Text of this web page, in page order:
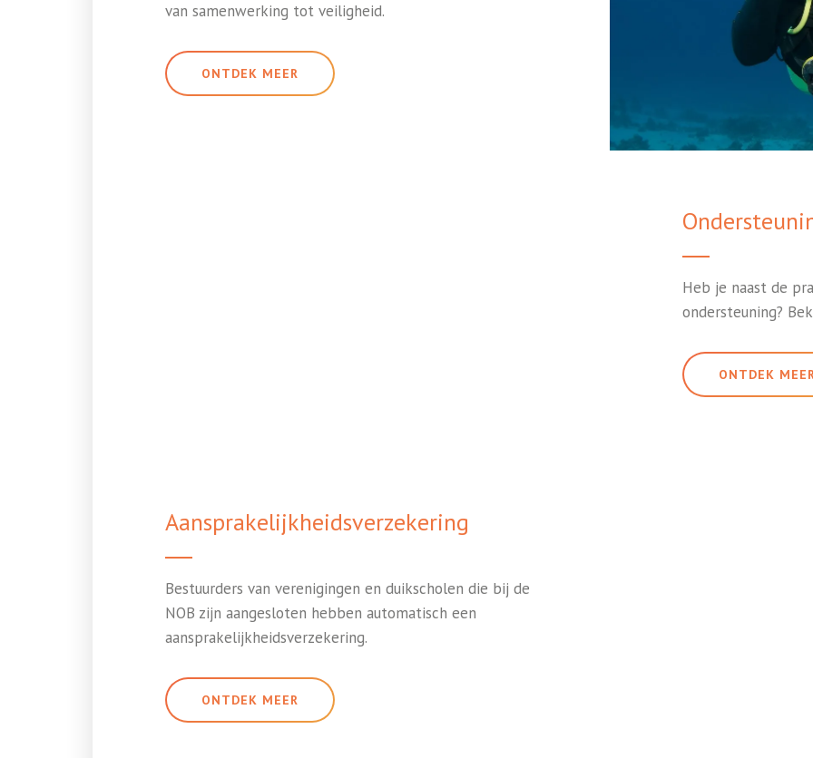
van samenwerking tot veiligheid.
ONTDEK MEER
Heb je naast de
ondersteuning?
ONTDEK
Aansprakelijkheidsverzekering
Bestuurders van verenigingen en duikscholen die bij de
NOB zijn aangesloten hebben automatisch een
aansprakelijkheidsverzekering.
ONTDEK MEER